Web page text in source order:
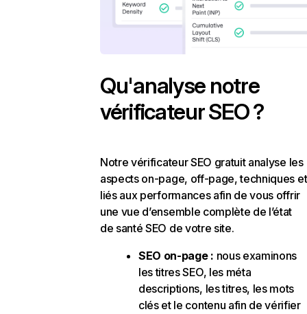
Qu'analyse notre
vérificateur SEO ?
Notre vérificateur SEO gratuit analyse les
aspects on-page, off-page, techniques et
liés aux performances afin de vous offrir
une vue d’ensemble complète de l’état
de santé SEO de votre site.
SEO on-page : nous examinons
les titres SEO, les méta
descriptions, les titres, les mots
clés et le contenu afin de vérifier